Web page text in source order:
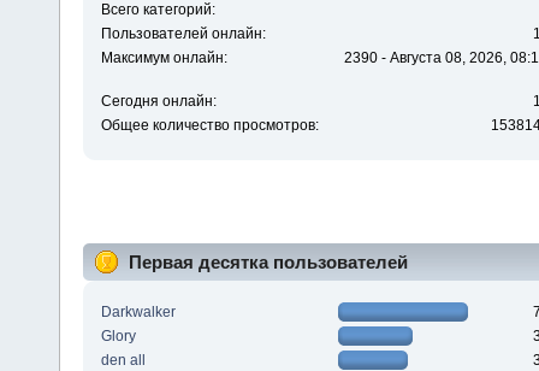
Всего категорий:
Пользователей онлайн:
Максимум онлайн:
2390 - Августа 08, 2026,
Сегодня онлайн:
Общее количество просмотров:
Первая десятка пользователей
Darkwalker
Glory
den all